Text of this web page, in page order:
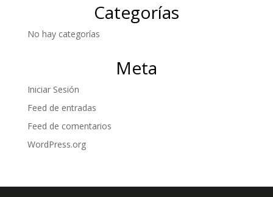
Categorías
No hay categorías
Meta
Iniciar Sesión
Feed de entradas
Feed de comentarios
WordPress.org